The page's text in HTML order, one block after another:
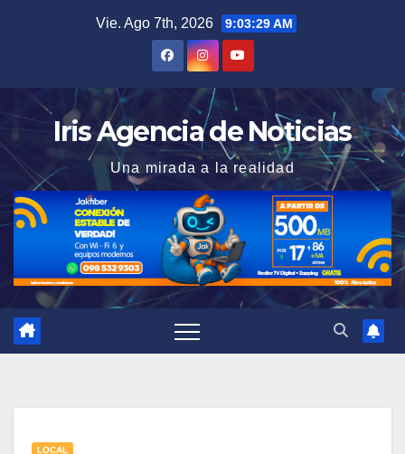
Vie. Ago 7th, 2026 9:03:30 AM
Iris Agencia de Noticias
Una mirada a la realidad
LOCAL